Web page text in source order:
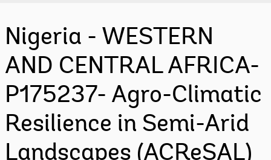
Nigeria - WESTERN
AND CENTRAL AFRICA-
P175237- Agro-Climatic
Resilience in Semi-Arid
Landscapes (ACReSAL)